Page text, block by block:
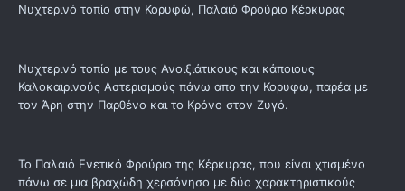
Νυχτερινό τοπίο στην Κορυφώ, Παλαιό Φρούριο Κέρκυρας
Νυχτερινό τοπίο με τους Ανοιξιάτικους και κάποιους
Καλοκαιρινούς Αστερισμούς πάνω απο την Κορυφω, παρέα με
τον Άρη στην Παρθένο και το Κρόνο στον Ζυγό.
Το Παλαιό Ενετικό Φρούριο της Κέρκυρας, που είναι χτισμένο
πάνω σε μια βραχώδη χερσόνησο με δύο χαρακτηριστικούς